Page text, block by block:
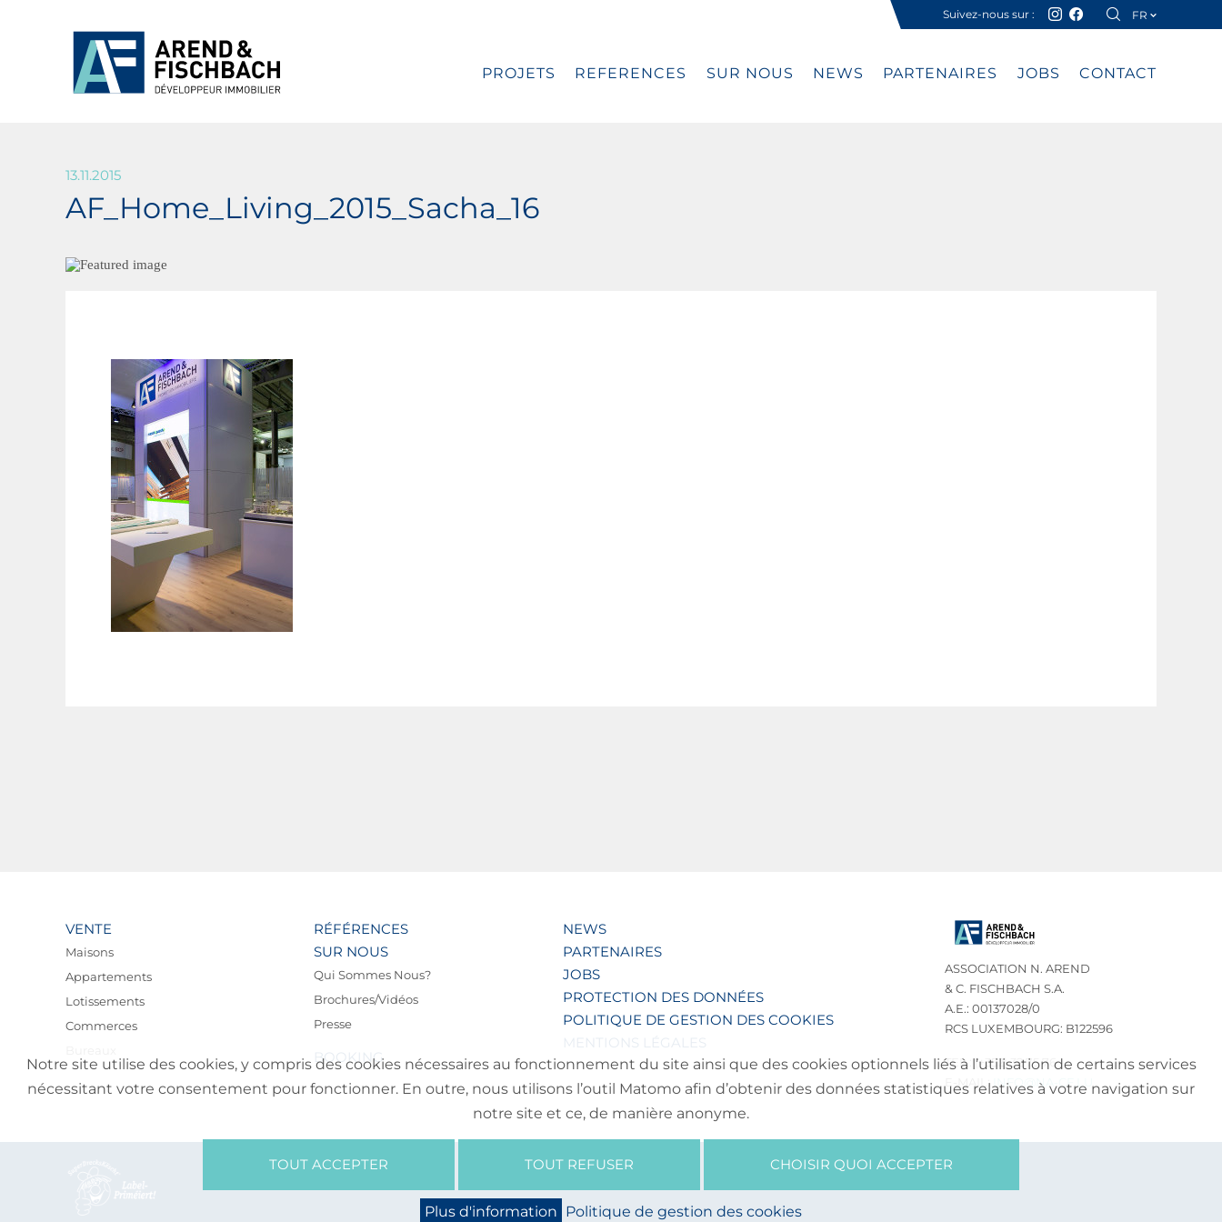
Suivez-nous sur : FR
PROJETS REFERENCES SUR NOUS NEWS PARTENAIRES JOBS CONTACT
13.11.2015
AF_Home_Living_2015_Sacha_16
VENTE
Maisons
Appartements
Lotissements
Commerces
RÉFÉRENCES
SUR NOUS
Qui Sommes Nous?
Brochures/Vidéos
Presse
BOOKING
NEWS
PARTENAIRES
JOBS
PROTECTION DES DONNÉES
POLITIQUE DE GESTION DES COOKIES
MENTIONS LÉGALES
ASSOCIATION N. AREND
& C. FISCHBACH S.A.
A.E.: 00137028/0
RCS LUXEMBOURG: B122596
TEL.: (+352) 32 75 76
E-MAIL:
INFO@NA-CF.LU
Notre site utilise des cookies, y compris des cookies nécessaires au fonctionnement du site ainsi que des cookies optionnels liés à l’utilisation de certains services
nécessitant votre consentement pour fonctionner. En outre, nous utilisons l’outil Matomo afin d’obtenir des données statistiques relatives à votre navigation sur
notre site et ce, de manière anonyme.
TOUT ACCEPTER TOUT REFUSER CHOISIR QUOI ACCEPTER
Plus d'information Politique de gestion des cookies